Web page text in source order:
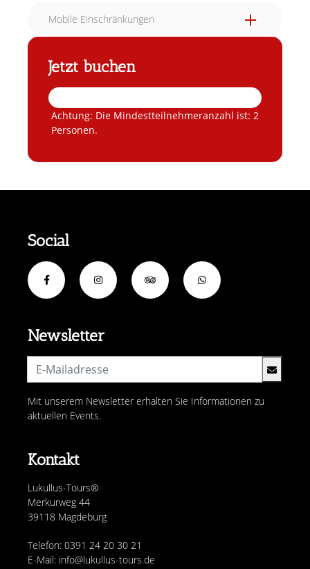
Mobile Einschränkungen
Jetzt buchen
Achtung: Die Mindestteilnehmeranzahl ist: 2
Personen.
Kontakt
Lukullus-Tours®
Merkurweg 44
39118 Magdeburg
Telefon: 0391 24 20 30 21
E-Mail: info@lukullus-tours.de
Newsletter
Mit unserem Newsletter erhalten Sie Informationen zu
aktuellen Events.
Social